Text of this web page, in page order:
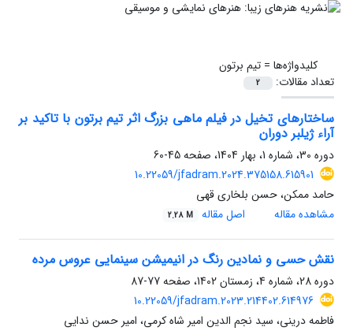
کلیدواژه‌ها =تیم برتون
تعداد مقالات:
2
ساختارهای تخیل در فیلم ماهی ‌بزرگ اثر تیم برتون با تاکید بر
آراء ژیلبر دوران
دوره 30، شماره 1، بهار 1404، صفحه
45-60
10.22059/jfadram.2024.375158.615901
حامد ممکن، حسن بلخاری قهی
مشاهده مقاله
اصل مقاله 2.28 M
نقش حسی و نمادین رنگ در انیمیشن سینمایی عروس مرده
دوره 28، شماره 4، زمستان 1402، صفحه
77-87
10.22059/jfadram.2023.214402.614976
فاطمه درینی، سید نجم الدین امیر شاه کرمی، امیر حسن ندایی